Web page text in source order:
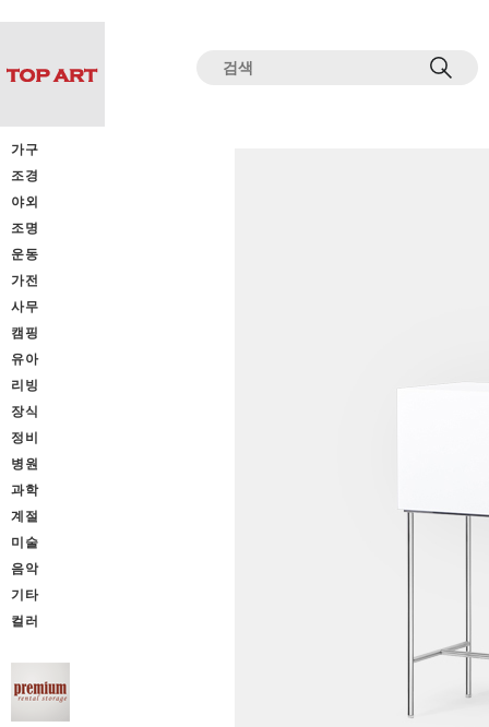
가구
조경
야외
조명
운동
가전
사무
캠핑
유아
리빙
장식
정비
병원
과학
계절
미술
음악
기타
컬러